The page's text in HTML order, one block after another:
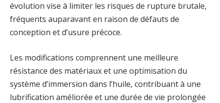
évolution vise à limiter les risques de rupture brutale,
fréquents auparavant en raison de défauts de
conception et d’usure précoce.
Les modifications comprennent une meilleure
résistance des matériaux et une optimisation du
système d’immersion dans l’huile, contribuant à une
lubrification améliorée et une durée de vie prolongée